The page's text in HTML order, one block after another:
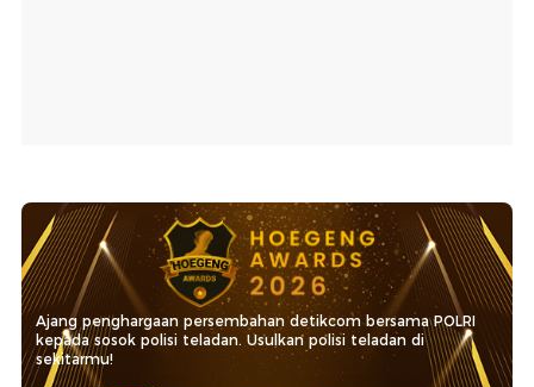
Ajang penghargaan persembahan detikcom bersama POLRI
kepada sosok polisi teladan. Usulkan polisi teladan di
sekitarmu!